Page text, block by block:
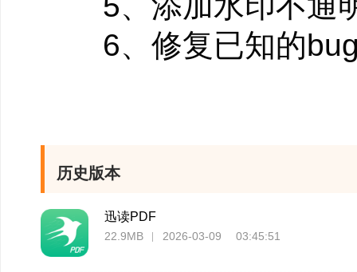
6、修复已知的
历史版本
迅读PDF
22.9MB 2026-03-09 03:45:51